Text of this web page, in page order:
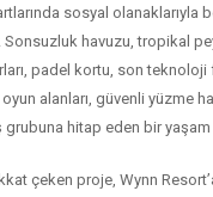
sosyal olanaklarıyla
havuzu, tropikal
padel kortu, son teknoloji
alanları, güvenli yüzme
grubuna hitap eden bir yaşam
çeken proje, Wynn